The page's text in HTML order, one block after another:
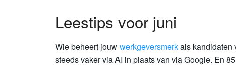
Leestips voor juni
Wie beheert jouwwerkgeversmerkals kandidaten
steeds vaker via AI in plaats van via Google. En